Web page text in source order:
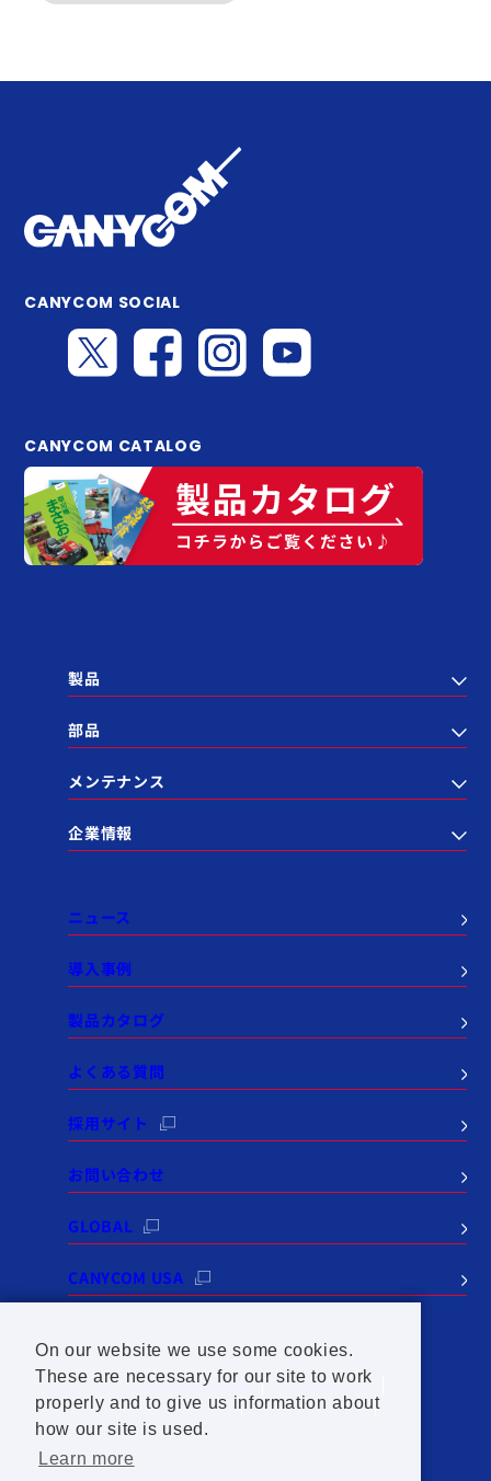
CANYCOM SOCIAL
CANYCOM CATALOG
製品
部品
メンテナンス
企業情報
ニュース
導入事例
製品カタログ
よくある質問
採用サイト
お問い合わせ
GLOBAL
CANYCOM USA
個人情報保護方針
サイトポリシー
SNSポリシー
セールスポリシー
On our website we use some cookies.
These are necessary for our site to work
properly and to give us information about
how our site is used.
Learn more